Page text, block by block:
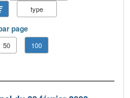
type
page
50 100